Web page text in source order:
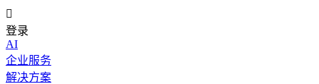

登录
AI
企业服务
解决方案